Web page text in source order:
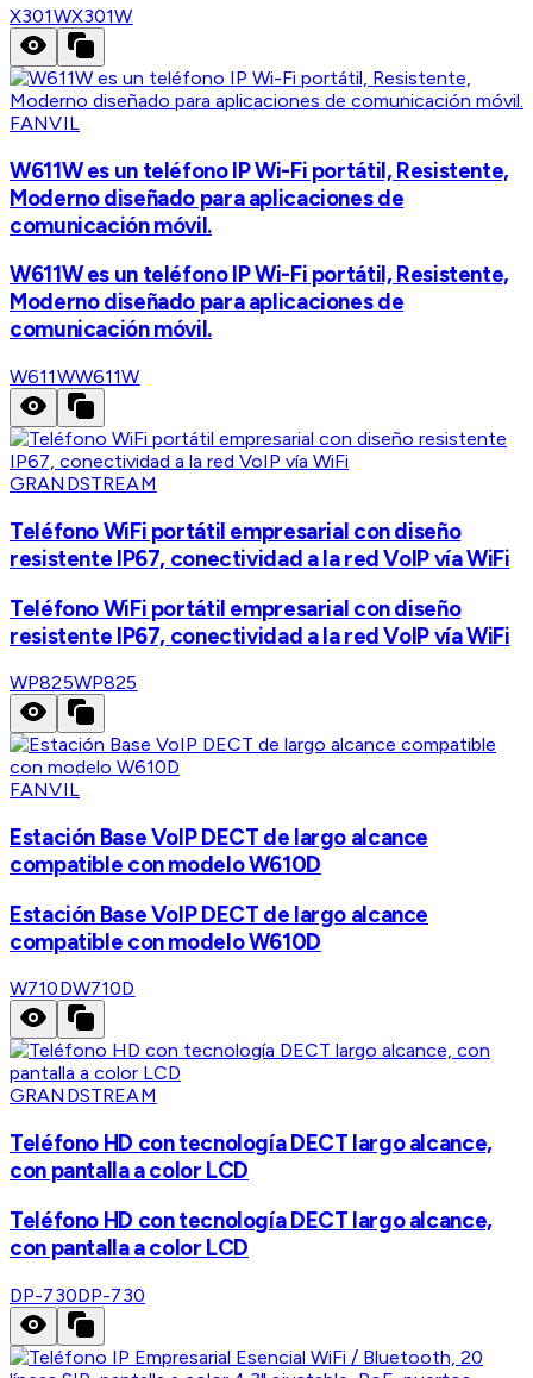
X301WX301W
FANVIL
W611W es un teléfono IP Wi-Fi portátil, Resistente,
Moderno diseñado para aplicaciones de
comunicación móvil.
W611W es un teléfono IP Wi-Fi portátil, Resistente,
Moderno diseñado para aplicaciones de
comunicación móvil.
W611WW611W
GRANDSTREAM
Teléfono WiFi portátil empresarial con diseño
resistente IP67, conectividad a la red VoIP vía WiFi
Teléfono WiFi portátil empresarial con diseño
resistente IP67, conectividad a la red VoIP vía WiFi
WP825WP825
FANVIL
Estación Base VoIP DECT de largo alcance
compatible con modelo W610D
Estación Base VoIP DECT de largo alcance
compatible con modelo W610D
W710DW710D
GRANDSTREAM
Teléfono HD con tecnología DECT largo alcance,
con pantalla a color LCD
Teléfono HD con tecnología DECT largo alcance,
con pantalla a color LCD
DP-730DP-730